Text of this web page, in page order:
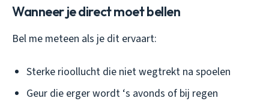
Wanneer je direct moet bellen
Bel me meteen als je dit ervaart:
Sterke rioollucht die niet wegtrekt na spoelen
Geur die erger wordt ‘s avonds of bij regen